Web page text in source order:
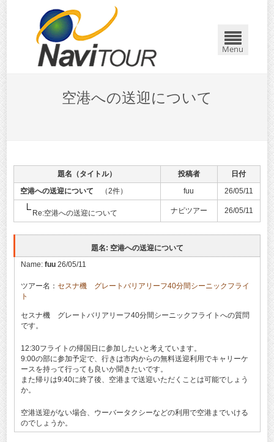
Menu
空港への送迎について
題名（タイトル） 投稿者
日付
空港への送迎について （2件） fuu 26/05/11
Re:空港への送迎について ナビツアー 26/05/11
題名: 空港への送迎について
Name: fuu26/05/11
ツアー名： セスナ機 グレートバリアリーフ40分間シーニックフライ
ト
セスナ機 グレートバリアリーフ40分間シーニックフライトへの質問
です。
12:30フライトの帰国日に参加したいと考えています。
9:00の部に参加予定で、行きは市内からの無料送迎利用でキャリーケ
ースを持って行っても良いか聞きたいです。
また帰りは9:40に終了後、空港まで送迎いただくことは可能でしょう
か。
空港送迎がない場合、ウーバータクシーなどの利用で空港までいける
のでしょうか。